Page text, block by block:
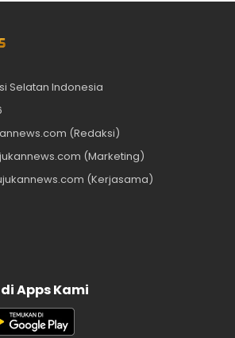
Selatan Indonesia
(Redaksi)
(Marketing)
(Kerjasama)
Apps Kami